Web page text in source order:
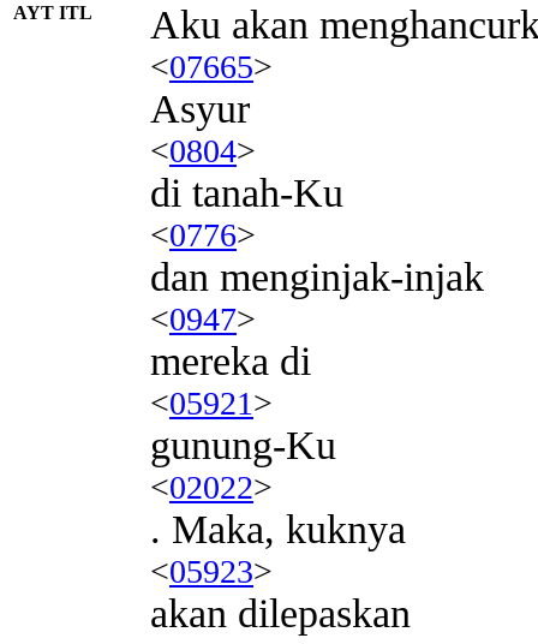
AYT ITL Aku akan
<07665>
Asyur
<0804>
di tanah-Ku
<0776>
dan menginjak-injak
<0947>
mereka di
<05921>
gunung-Ku
<02022>
. Maka, kuknya
<05923>
akan dilepaskan